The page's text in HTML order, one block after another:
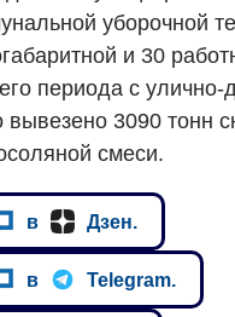
уборочной
и 30
периода с
вывезено 3090 тонн
смеси.
в Дзен.
в Telegram.